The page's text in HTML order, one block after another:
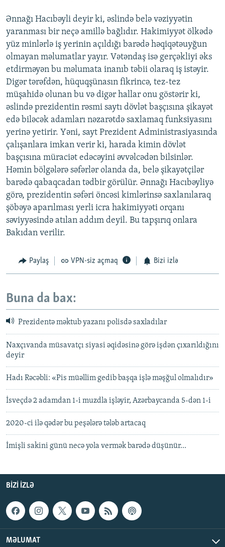
Ənnağı Hacıbəyli deyir ki, əslində belə vəziyyətin
yaranması bir neçə amillə bağlıdır. Hakimiyyət ölkədə
yüz minlərlə iş yerinin açıldığı barədə həqiqətəuyğun
olmayan məlumatlar yayır. Vətəndaş isə gerçəkliyi əks
etdirməyən bu məlumata inanıb təbii olaraq iş istəyir.
Digər tərəfdən, hüquqşünasın fikrincə, tez-tez
müşahidə olunan bu və digər hallar onu göstərir ki,
əslində prezidentin rəsmi saytı dövlət başçısına şikayət
edə biləcək adamları nəzarətdə saxlamaq funksiyasını
yerinə yetirir. Yəni, sayt Prezident Administrasiyasında
çalışanlara imkan verir ki, harada kimin dövlət
başçısına müraciət edəcəyini əvvəlcədən bilsinlər.
Həmin bölgələrə səfərlər olanda da, belə şikayətçilər
barədə qabaqcadan tədbir görülür. Ənnağı Hacıbəyliyə
görə, prezidentin səfəri öncəsi kimlərinsə saxlanılaraq
şöbəyə aparılması yerli icra hakimiyyəti orqanı
səviyyəsində atılan addım deyil. Bu tapşırıq onlara
Bakıdan verilir.
Paylaş VPN-siz açmaq Bizi izlə
Buna da bax:
Prezidentə məktub yazanı polisdə saxladılar
Naxçıvanda müsavatçı siyasi əqidəsinə görə işdən çıxarıldığını
deyir
Hadı Rəcəbli: «Pis müəllim gedib başqa işlə məşğul olmalıdır»
İsveçdə 2 adamdan 1-i muzdla işləyir, Azərbaycanda 5-dən 1-i
2020-ci ilə qədər bu peşələrə tələb artacaq
İmişli sakini günü necə yola vermək barədə düşünür...
BIZI IZLƏ
MƏLUMAT